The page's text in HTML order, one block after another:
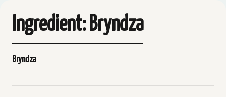
Ingredient: Bryndza
Bryndza